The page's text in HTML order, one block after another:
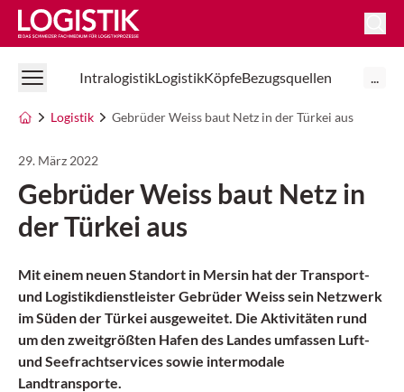
Logistik Online
IntralogistikLogistikKöpfeBezugsquellen ...
Logistik Gebrüder Weiss baut Netz in der Türkei aus
29. März 2022
Gebrüder Weiss baut Netz in
der Türkei aus
Mit einem neuen Standort in Mersin hat der Transport-
und Logistikdienstleister Gebrüder Weiss sein Netzwerk
im Süden der Türkei ausgeweitet. Die Aktivitäten rund
um den zweitgrößten Hafen des Landes umfassen Luft-
und Seefrachtservices sowie intermodale
Landtransporte.